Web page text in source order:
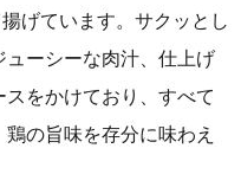
げています。サクッとし
ーシーな肉汁、仕上げ
をかけており、すべて
の旨味を存分に味わえ